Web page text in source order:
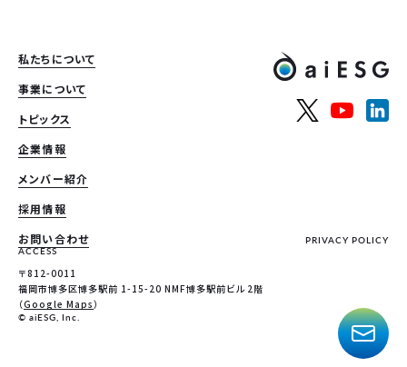
私たちについて
事業について
トピックス
企業情報
メンバー紹介
採用情報
お問い合わせ
PRIVACY POLICY
ACCESS
〒812-0011
福岡市博多区博多駅前 1-15-20 NMF博多駅前ビル 2階
（Google Maps）
© aiESG, Inc.